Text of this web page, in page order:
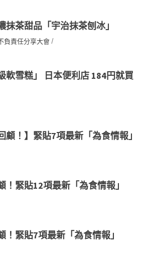
抹茶甜品「宇治抹茶刨冰」
負責任分享大會/
軟雪糕」 日本便利店 184円就買
顧！】緊貼7項最新「為食情報」
！緊貼12項最新「為食情報」
！緊貼7項最新「為食情報」